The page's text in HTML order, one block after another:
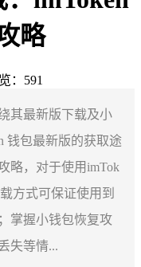
略
：591
其最新版下载及小
钱包最新版的获取途
略，对于使用imTok
方式可保证使用到
掌握小钱包恢复攻
失等情...